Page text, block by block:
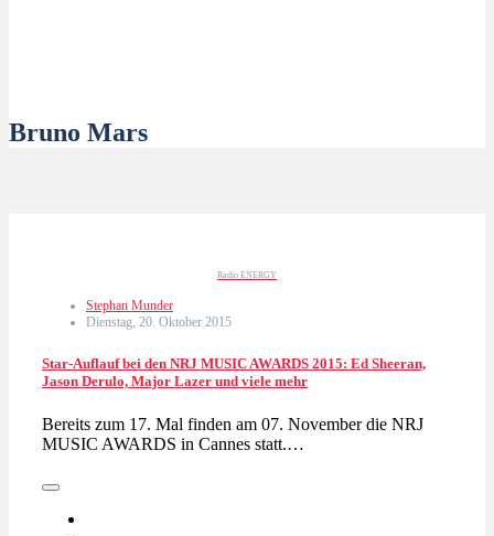
Bruno Mars
Radio ENERGY
Stephan Munder
Dienstag, 20. Oktober 2015
Star-Auflauf bei den NRJ MUSIC AWARDS 2015: Ed Sheeran,
Jason Derulo, Major Lazer und viele mehr
Bereits zum 17. Mal finden am 07. November die NRJ
MUSIC AWARDS in Cannes statt.…